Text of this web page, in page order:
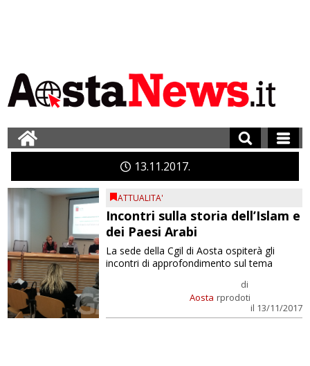
13 11 2017
ATTUALITA'
Incontri sulla storia dell’Islam e
dei Paesi Arabi
Aosta
di
rprodoti
il 13/11/2017
La sede della Cgil di Aosta ospiterà gli
incontri di approfondimento sul tema